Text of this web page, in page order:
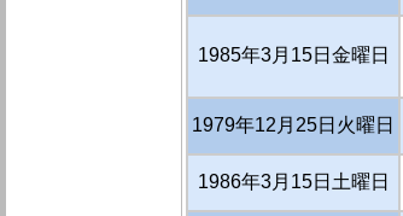
1985年3月15日金曜日
1979年12月25日火曜日
1986年3月15日土曜日